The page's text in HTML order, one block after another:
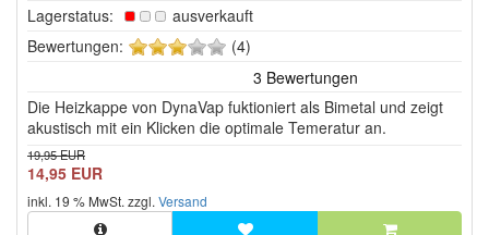
Lagerstatus:
ausverkauft
Bewertungen:
3
Sternen!
(4)
Die Heizkappe von DynaVap fuktioniert als Bimetal und zeigt
akustisch mit ein Klicken die optimale Temeratur an.
19,95 EUR
14,95 EUR
inkl. 19 % MwSt. zzgl. Versand